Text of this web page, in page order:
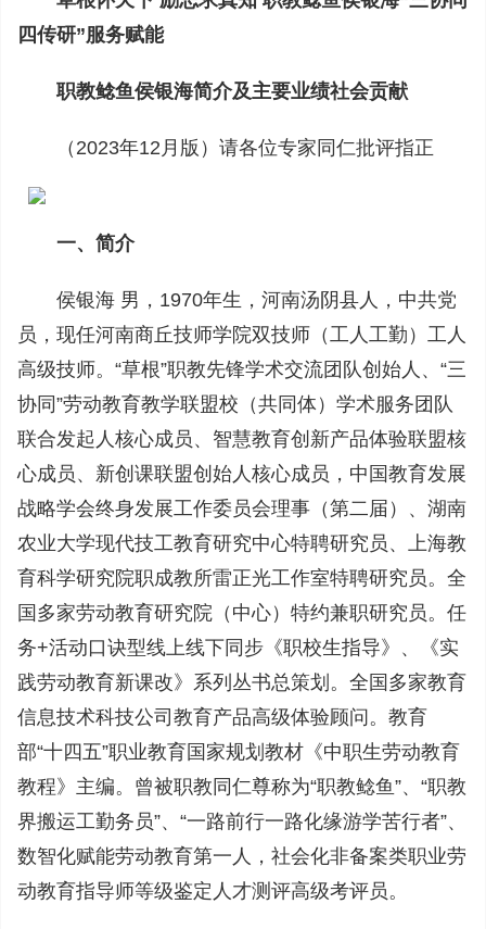
四传研”服务赋能
职教鲶鱼侯银海简介及主要业绩社会贡献
（2023年12月版）请各位专家同仁批评指正
一、简介
侯银海 男，1970年生，河南汤阴县人，中共党
员，现任河南商丘技师学院双技师（工人工勤）工人
高级技师。“草根”职教先锋学术交流团队创始人、“三
协同”劳动教育教学联盟校（共同体）学术服务团队
联合发起人核心成员、智慧教育创新产品体验联盟核
心成员、新创课联盟创始人核心成员，中国教育发展
战略学会终身发展工作委员会理事（第二届）、湖南
农业大学现代技工教育研究中心特聘研究员、上海教
育科学研究院职成教所雷正光工作室特聘研究员。全
国多家劳动教育研究院（中心）特约兼职研究员。任
务+活动口诀型线上线下同步《职校生指导》、《实
践劳动教育新课改》系列丛书总策划。全国多家教育
信息技术科技公司教育产品高级体验顾问。教育
部“十四五”职业教育国家规划教材《中职生劳动教育
教程》主编。曾被职教同仁尊称为“职教鲶鱼”、“职教
界搬运工勤务员”、“一路前行一路化缘游学苦行者”、
数智化赋能劳动教育第一人，社会化非备案类职业劳
动教育指导师等级鉴定人才测评高级考评员。